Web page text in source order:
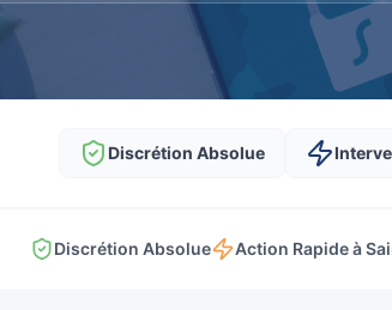
Discrétion Absolue
Discrétion Absolue Action Rapide à